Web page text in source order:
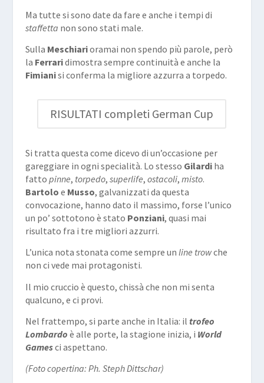
Ma tutte si sono date da fare e anche i tempi di
staffetta non sono stati male.
Sulla Meschiarioramai non spendo più parole, però
la Ferraridimostra sempre continuità e anche la
Fimianisi conferma la migliore azzurra a torpedo.
RISULTATI completi German Cup
Si tratta questa come dicevo di un’occasione per
gareggiare in ogni specialità. Lo stesso Gilardiha
fatto pinne, torpedo, superlife, ostacoli, misto.
Bartolo e Musso, galvanizzati da questa
convocazione, hanno dato il massimo, forse l’unico
un po’ sottotono è stato Ponziani, quasi mai
risultato fra i tre migliori azzurri.
L’unica nota stonata come sempre un line trowche
non ci vede mai protagonisti.
Il mio cruccio è questo, chissà che non mi senta
qualcuno, e ci provi.
Nel frattempo, si parte anche in Italia: il trofeo
Lombardo è alle porte, la stagione inizia, i World
Gamesci aspettano.
(Foto copertina: Ph. Steph Dittschar)